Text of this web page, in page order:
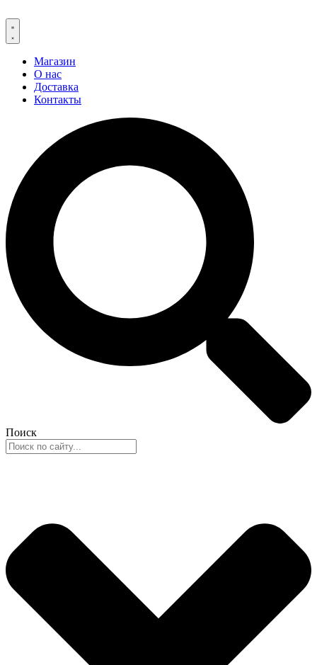
Магазин
О нас
Доставка
Контакты
Поиск